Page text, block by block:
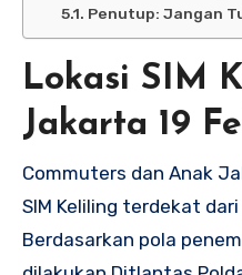
Penutup: Jangan
Lokasi SIM
Jakarta 19
Commuters dan Anak
SIM Keliling terdekat
Berdasarkan pola